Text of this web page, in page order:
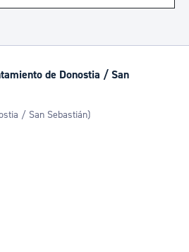
de Donostia / San
/ San Sebastián)